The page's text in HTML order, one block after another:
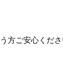
方ご安心くだ